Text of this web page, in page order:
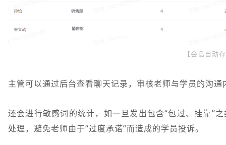
【会话自动
主管可以通过后台查看聊天记录，审核老师与学员的沟
还会进行敏感词的统计，如一旦发出包含“包过、挂靠”
处理，避免老师由于“过度承诺”而造成的学员投诉。